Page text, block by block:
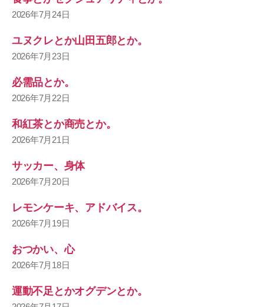
2026年7月24日
ユヌクレとか山田五郎とか。
2026年7月23日
必需品とか。
2026年7月22日
和紅茶とか商売とか。
2026年7月21日
サッカー、身体
2026年7月20日
レモンケーキ、アドバイス。
2026年7月19日
おつかい、心
2026年7月18日
運動不足とかオグデンとか。